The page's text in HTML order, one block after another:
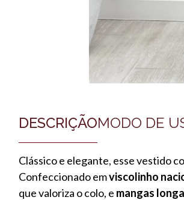
DESCRIÇÃOMODO DE
Clássico e elegante, esse vestido
Confeccionado emviscolinho
que valoriza o colo, e mangas